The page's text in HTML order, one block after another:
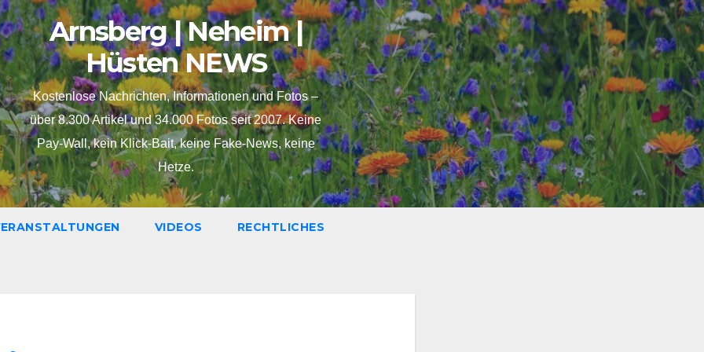
Arnsberg | Neheim |
Hüsten NEWS
Kostenlose Nachrichten, Informationen und Fotos –
über 8.300 Artikel und 34.000 Fotos seit 2007. Keine
Pay-Wall, kein Klick-Bait, keine Fake-News, keine
Hetze.
VIDEOS RECHTLICHES